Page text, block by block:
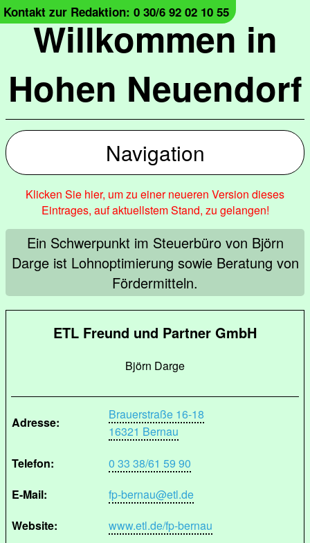
Willkommen in
Hohen Neuendorf
Kontakt zur Redaktion: 0 30/6 92 02 10 55
Navigation
Klicken Sie hier, um zu einer neueren Version dieses
Eintrages, auf aktuellstem Stand, zu gelangen!
Ein Schwerpunkt im Steuerbüro von Björn
Darge ist Lohnoptimierung sowie Beratung von
Fördermitteln.
ETL Freund und Partner GmbH
Björn Darge
Adresse:
Brauerstraße 16-18
16321 Bernau
Telefon:
0 33 38/61 59 90
E-Mail:
fp-bernau@etl.de
Website:
www.etl.de/fp-bernau